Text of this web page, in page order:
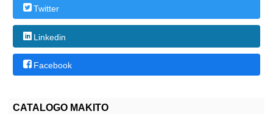
Twitter
Linkedin
Facebook
CATALOGO MAKITO